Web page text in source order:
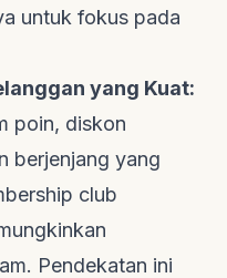
untuk fokus pada
yang Kuat:
poin, diskon
berjenjang yang
club
Pendekatan ini